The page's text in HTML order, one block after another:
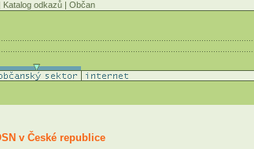
Katalog odkazů | Občan
v České republice